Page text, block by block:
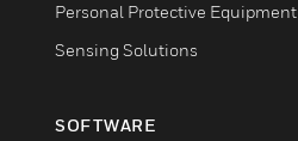
Personal Protective Equipment
Sensing Solutions
SOFTWARE